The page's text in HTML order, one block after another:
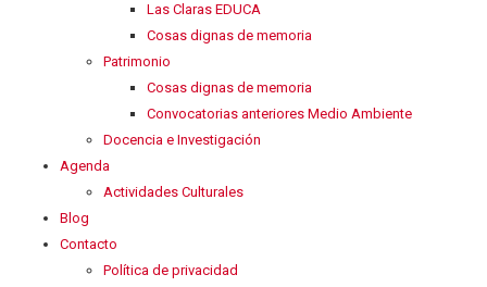
Las Claras EDUCA
Cosas dignas de memoria
Patrimonio
Cosas dignas de memoria
Convocatorias anteriores Medio Ambiente
Docencia e Investigación
Agenda
Actividades Culturales
Blog
Contacto
Política de privacidad